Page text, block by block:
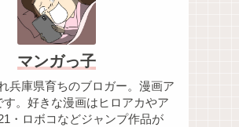
マンガっ子
兵庫県育ちのブロガー。漫画ア
す。好きな漫画はヒロアカやア
・ロボコなどジャンプ作品が